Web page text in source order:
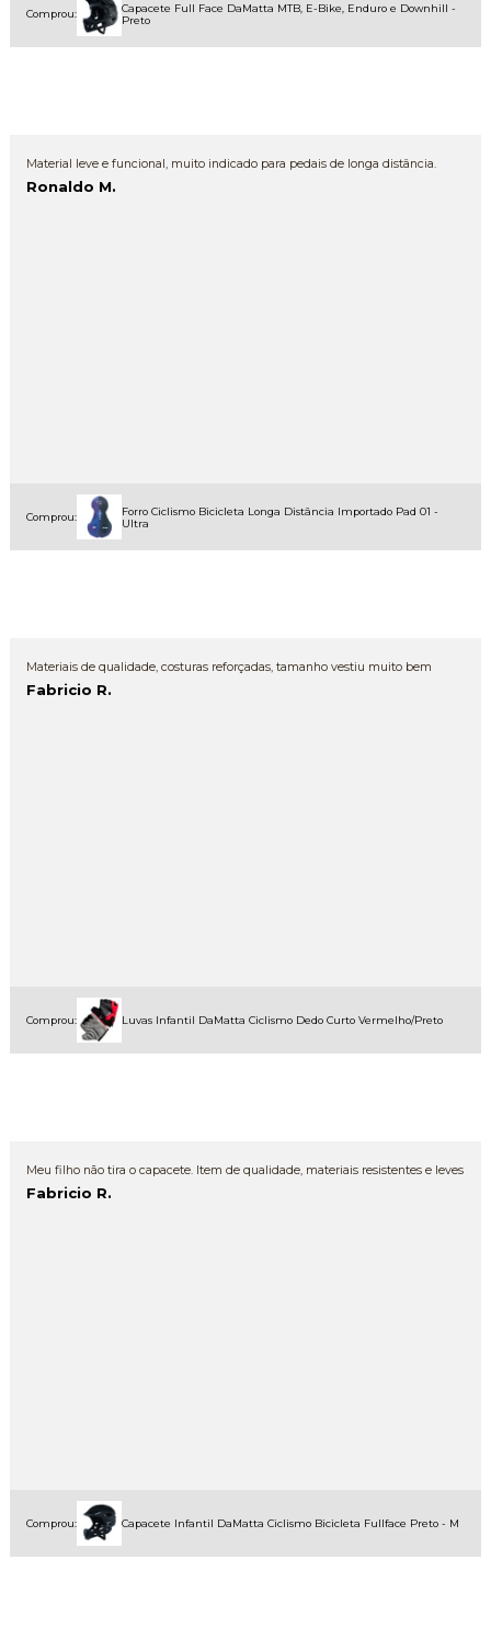
Comprou:
Capacete Full Face DaMatta MTB, E-Bike, Enduro e Downhill -
Preto
Material leve e funcional, muito indicado para pedais de longa distância.
Ronaldo M.
Comprou:
Forro Ciclismo Bicicleta Longa Distância Importado Pad 01 -
Ultra
Materiais de qualidade, costuras reforçadas, tamanho vestiu muito bem
Fabricio R.
Comprou: Luvas Infantil DaMatta Ciclismo Dedo Curto Vermelho/Preto
Meu filho não tira o capacete. Item de qualidade, materiais resistentes e leves
Fabricio R.
Comprou: Capacete Infantil DaMatta Ciclismo Bicicleta Fullface Preto - M